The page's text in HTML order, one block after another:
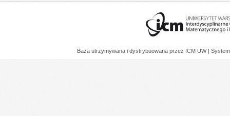
Baza utrzymywana i dystrybuowana przez ICM UW |